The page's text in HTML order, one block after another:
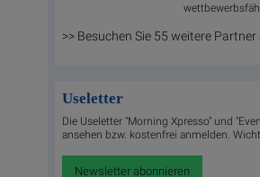
>> Besuchen Sie 55 weitere
Useletter
Die Useletter "Morning Xpresso" und
ansehen bzw. kostenfrei anmelden.
Newsletter abonnieren